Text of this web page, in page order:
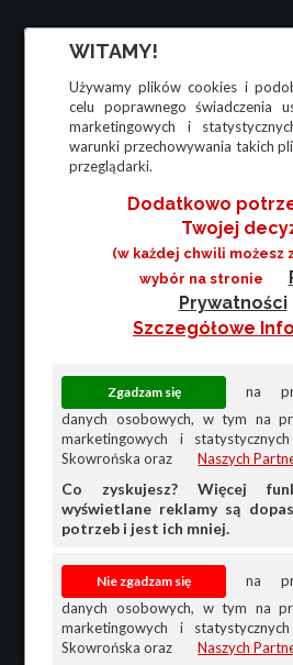
WITAMY!
Używamy plików cookies i
celu poprawnego świadczenia
marketingowych i
warunki przechowywania takich
przeglądarki.
Dodatkowo
Twojej
(w każdej chwili możesz
wybór na stronie
Prywatności
Szczegółowe
na
danych osobowych, w tym na
marketingowych i
Skowrońska oraz
Naszych
Co zyskujesz? Więcej
wyświetlane reklamy są
potrzeb i jest ich mniej.
na
danych osobowych, w tym na
marketingowych i
Skowrońska oraz
Naszych